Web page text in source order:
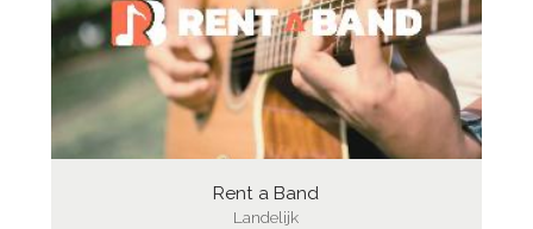
Rent a Band
Landelijk